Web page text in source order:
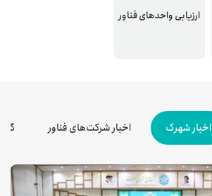
ارزیابی واحدهای فناور
اخبار شهرک اخبار شرکت‌های فناور